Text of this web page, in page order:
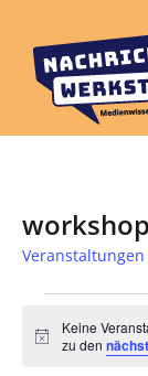
workshop
Veranstaltungen
Hinweis
Keine
zu den